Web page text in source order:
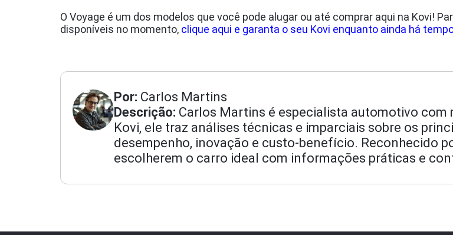
O Voyage é um dos modelos que você pode alugar ou até comprar aqui na Kovi!
disponíveis no momento, clique aqui e garanta o seu Kovi enquanto ainda há
Por: Carlos Martins
Descrição: Carlos Martins é especialista automotivo com
Kovi, ele traz análises técnicas e imparciais sobre os
desempenho, inovação e custo-benefício. Reconhecido
escolherem o carro ideal com informações práticas e